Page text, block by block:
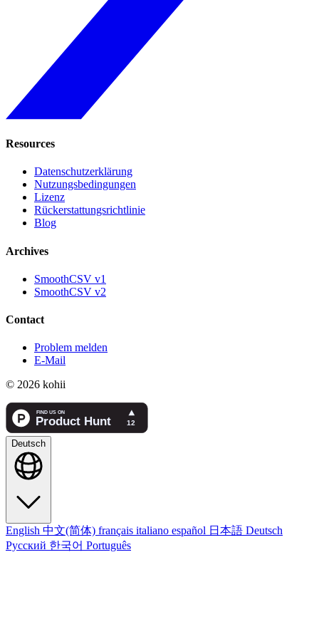
Resources
Datenschutzerklärung
Nutzungsbedingungen
Lizenz
Rückerstattungsrichtlinie
Blog
Archives
SmoothCSV v1
SmoothCSV v2
Contact
Problem melden
E-Mail
© 2026 kohii
Deutsch
English 中文(简体) français italiano español 日本語 Deutsch
Русский 한국어 Português